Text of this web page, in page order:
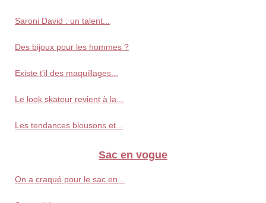
Saroni David : un talent...
Des bijoux pour les hommes ?
Existe t'il des maquillages...
Le look skateur revient à la...
Les tendances blousons et...
Sac en vogue
On a craqué pour le sac en...